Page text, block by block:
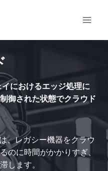
におけるエッジ処理に
御された状態でクラウド
、レガシー機器をクラウ
のに時間がかかりすぎ、
します。